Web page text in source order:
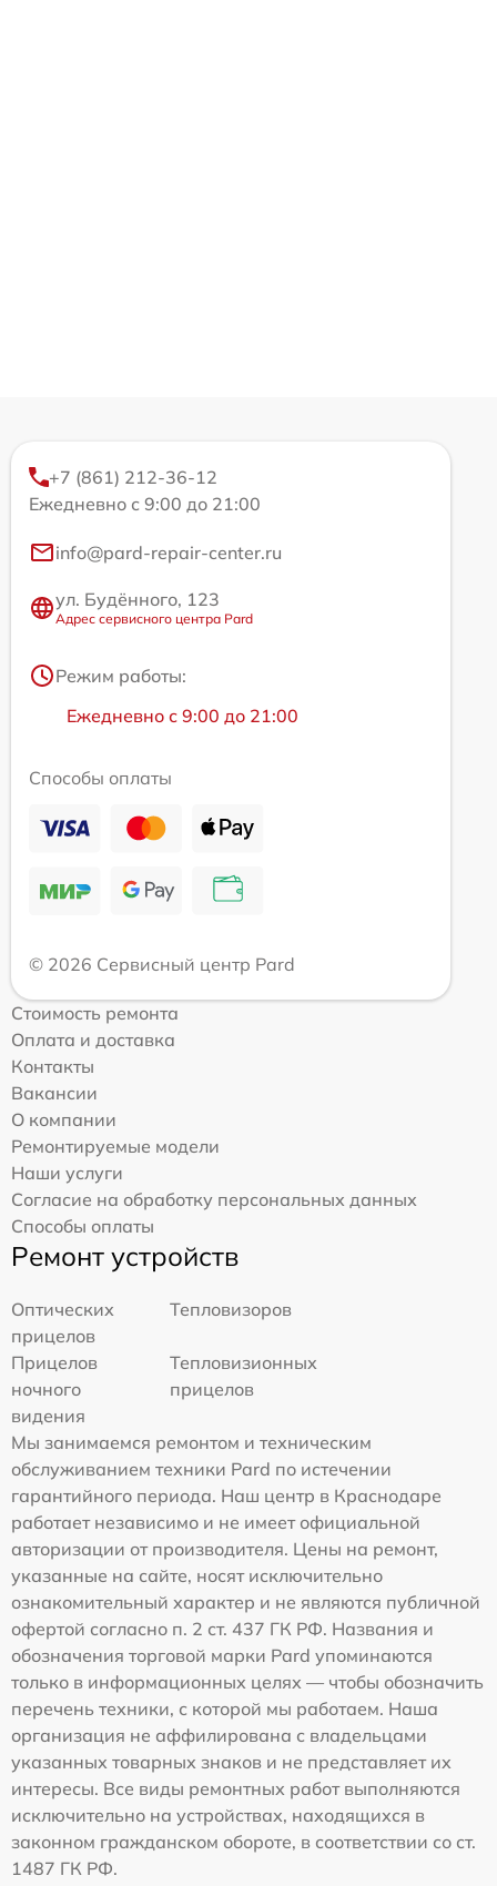
+7 (861) 212-36-12
Ежедневно с 9:00 до 21:00
info@pard-repair-center.ru
ул. Будённого, 123
Адрес сервисного центра Pard
Режим работы:
Ежедневно с 9:00 до 21:00
Способы оплаты
© 2026 Сервисный центр Pard
Стоимость ремонта
Оплата и доставка
Контакты
Вакансии
О компании
Ремонтируемые модели
Наши услуги
Согласие на обработку персональных данных
Способы оплаты
Ремонт устройств
Оптических
прицелов
Тепловизоров
Прицелов
ночного
видения
Тепловизионных
прицелов
Мы занимаемся ремонтом и техническим
обслуживанием техники Pard по истечении
гарантийного периода. Наш центр в Краснодаре
работает независимо и не имеет официальной
авторизации от производителя. Цены на ремонт,
указанные на сайте, носят исключительно
ознакомительный характер и не являются публичной
офертой согласно п. 2 ст. 437 ГК РФ. Названия и
обозначения торговой марки Pard упоминаются
только в информационных целях — чтобы обозначить
перечень техники, с которой мы работаем. Наша
организация не аффилирована с владельцами
указанных товарных знаков и не представляет их
интересы. Все виды ремонтных работ выполняются
исключительно на устройствах, находящихся в
законном гражданском обороте, в соответствии со ст.
1487 ГК РФ.